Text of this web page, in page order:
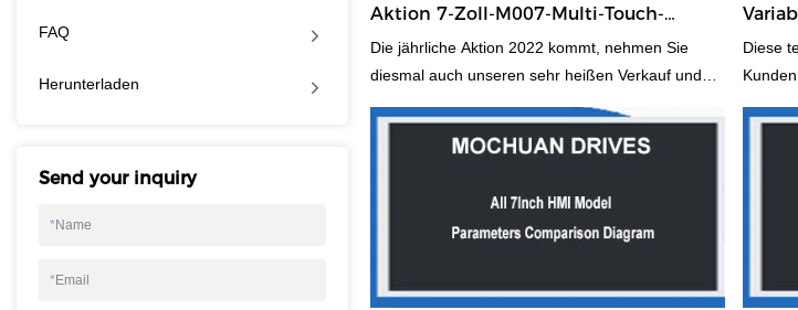
FAQ
Herunterladen
Send your inquiry
*Name
*Email
Aktion 7-Zoll-M007-Multi-Touch-
kapazitive HMI-Maschine
Die jährliche Aktion 2022 kommt, nehmen Sie
diesmal auch unseren sehr heißen Verkauf und
das beliebte 7-Zoll-M007-HMI, um mehr neue
TFT-LCD-Bildschirm vertraut zu machen. Diesen
eine neue Fähigkeit finden möchten, um auf dem
Markt zu gewinnen, sollten Sie es versuchen.
Mehrwertmarkt und neue Wachstumspunkte.
SPS
Diese
ist,
16 Bit